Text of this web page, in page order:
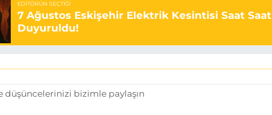
EDITÖRÜN SEÇTIĞI
7 Ağustos Eskişehir Elektrik Kesintisi Saat Saat
Duyuruldu!